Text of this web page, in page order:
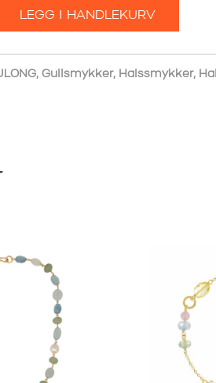
LEGG I HANDLEKURV
, Gullsmykker, Halssmykker,